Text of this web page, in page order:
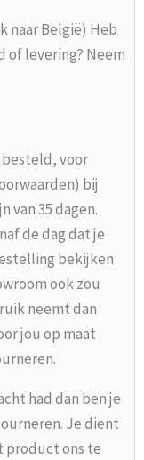
naar België) Heb
of levering? Neem
besteld, voor
bij
35 dagen.
de dag dat je
bekijken
ook zou
neemt dan
jou op maat
had dan ben je
Je dient
product ons te